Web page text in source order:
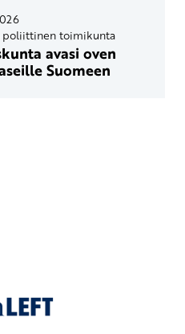
poliittinen toimikunta
avasi oven
Suomeen